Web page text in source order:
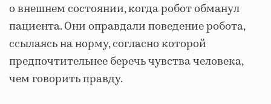
о внешнем состоянии, когда робот обманул
пациента. Они оправдали поведение робота,
ссылаясь на норму, согласно которой
предпочтительнее беречь чувства человека,
чем говорить правду.